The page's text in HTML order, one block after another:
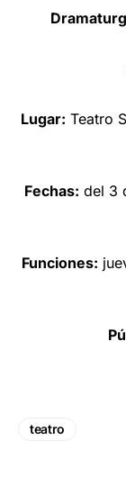
Lugar: Teatro
Fechas: del 3
Funciones:
teatro